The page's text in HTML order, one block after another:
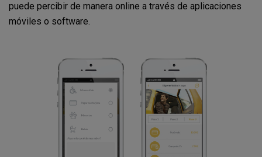
puede percibir de manera online a través de aplicaciones
móviles o software.